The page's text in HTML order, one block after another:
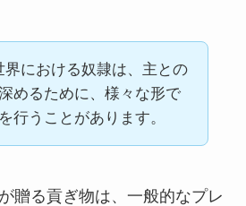
界における奴隷は、主との
めるために、様々な形で
行うことがあります。
贈る貢ぎ物は、一般的なプレ